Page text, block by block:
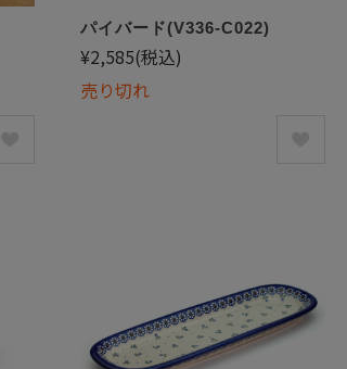
パイバード(V336-C022)
¥2,585(税込)
売り切れ